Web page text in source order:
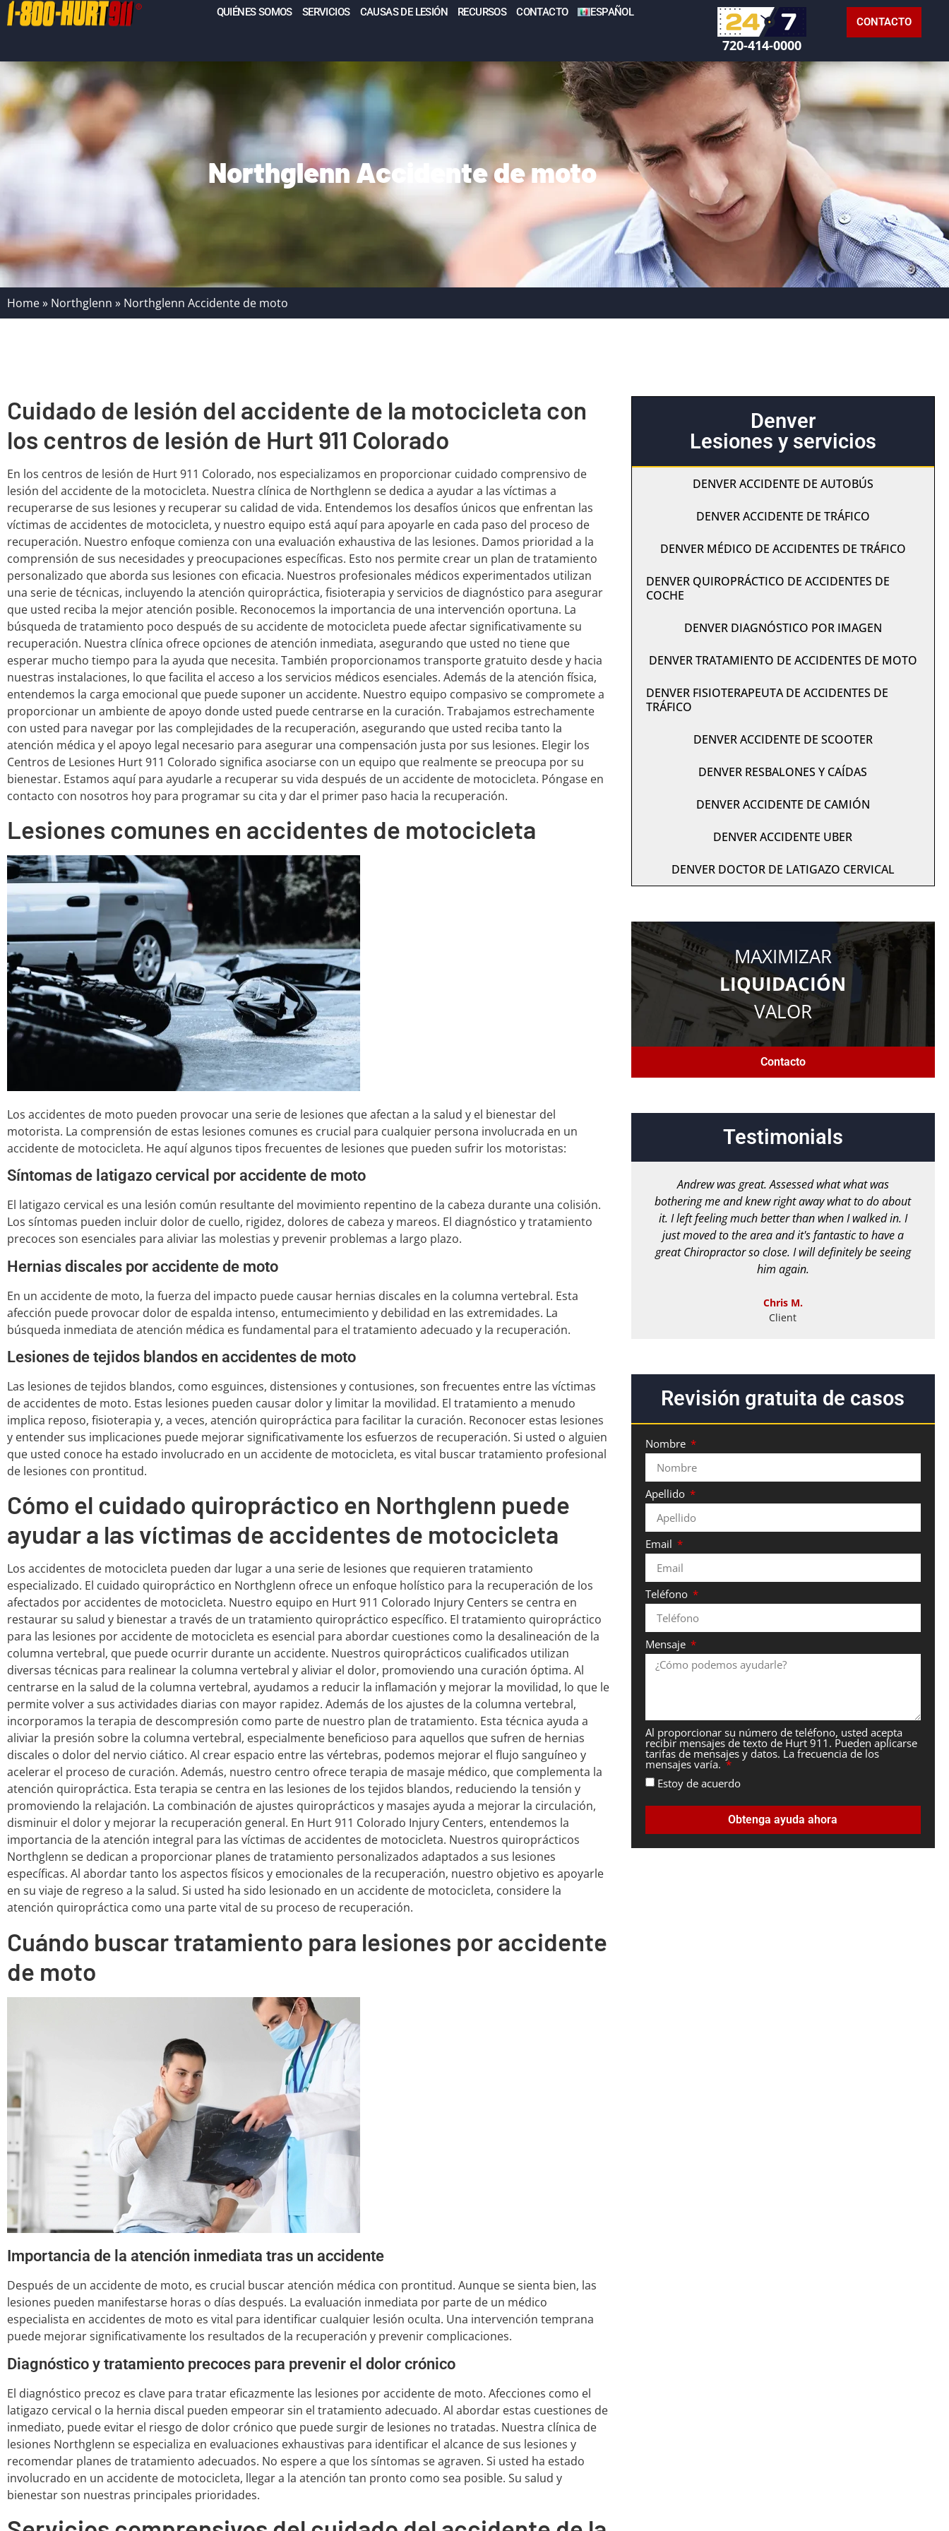
QUIÉNES SOMOS SERVICIOS CAUSAS DE LESIÓN RECURSOS CONTACTO ESPAÑOL
720-414-0000
CONTACTO
Northglenn Accidente de moto
Home» Northglenn » Northglenn Accidente de moto
Cuidado de lesión del accidente de la motocicleta con
los centros de lesión de Hurt 911 Colorado
En los centros de lesión de Hurt 911 Colorado, nos especializamos en proporcionar cuidado comprensivo de
lesión del accidente de la motocicleta. Nuestra clínica de Northglenn se dedica a ayudar a las víctimas a
recuperarse de sus lesiones y recuperar su calidad de vida. Entendemos los desafíos únicos que enfrentan las
víctimas de accidentes de motocicleta, y nuestro equipo está aquí para apoyarle en cada paso del proceso de
recuperación. Nuestro enfoque comienza con una evaluación exhaustiva de las lesiones. Damos prioridad a la
comprensión de sus necesidades y preocupaciones específicas. Esto nos permite crear un plan de tratamiento
personalizado que aborda sus lesiones con eficacia. Nuestros profesionales médicos experimentados utilizan
una serie de técnicas, incluyendo la atención quiropráctica, fisioterapia y servicios de diagnóstico para asegurar
que usted reciba la mejor atención posible. Reconocemos la importancia de una intervención oportuna. La
búsqueda de tratamiento poco después de su accidente de motocicleta puede afectar significativamente su
recuperación. Nuestra clínica ofrece opciones de atención inmediata, asegurando que usted no tiene que
esperar mucho tiempo para la ayuda que necesita. También proporcionamos transporte gratuito desde y hacia
nuestras instalaciones, lo que facilita el acceso a los servicios médicos esenciales. Además de la atención física,
entendemos la carga emocional que puede suponer un accidente. Nuestro equipo compasivo se compromete a
proporcionar un ambiente de apoyo donde usted puede centrarse en la curación. Trabajamos estrechamente
con usted para navegar por las complejidades de la recuperación, asegurando que usted reciba tanto la
atención médica y el apoyo legal necesario para asegurar una compensación justa por sus lesiones. Elegir los
Centros de Lesiones Hurt 911 Colorado significa asociarse con un equipo que realmente se preocupa por su
bienestar. Estamos aquí para ayudarle a recuperar su vida después de un accidente de motocicleta. Póngase en
contacto con nosotros hoy para programar su cita y dar el primer paso hacia la recuperación.
Lesiones comunes en accidentes de motocicleta
Los accidentes de moto pueden provocar una serie de lesiones que afectan a la salud y el bienestar del
motorista. La comprensión de estas lesiones comunes es crucial para cualquier persona involucrada en un
accidente de motocicleta. He aquí algunos tipos frecuentes de lesiones que pueden sufrir los motoristas:
Síntomas de latigazo cervical por accidente de moto
El latigazo cervical es una lesión común resultante del movimiento repentino de la cabeza durante una colisión.
Los síntomas pueden incluir dolor de cuello, rigidez, dolores de cabeza y mareos. El diagnóstico y tratamiento
precoces son esenciales para aliviar las molestias y prevenir problemas a largo plazo.
Hernias discales por accidente de moto
En un accidente de moto, la fuerza del impacto puede causar hernias discales en la columna vertebral. Esta
afección puede provocar dolor de espalda intenso, entumecimiento y debilidad en las extremidades. La
búsqueda inmediata de atención médica es fundamental para el tratamiento adecuado y la recuperación.
Lesiones de tejidos blandos en accidentes de moto
Las lesiones de tejidos blandos, como esguinces, distensiones y contusiones, son frecuentes entre las víctimas
de accidentes de moto. Estas lesiones pueden causar dolor y limitar la movilidad. El tratamiento a menudo
implica reposo, fisioterapia y, a veces, atención quiropráctica para facilitar la curación. Reconocer estas lesiones
y entender sus implicaciones puede mejorar significativamente los esfuerzos de recuperación. Si usted o alguien
que usted conoce ha estado involucrado en un accidente de motocicleta, es vital buscar tratamiento profesional
de lesiones con prontitud.
Cómo el cuidado quiropráctico en Northglenn puede
ayudar a las víctimas de accidentes de motocicleta
Los accidentes de motocicleta pueden dar lugar a una serie de lesiones que requieren tratamiento
especializado. El cuidado quiropráctico en Northglenn ofrece un enfoque holístico para la recuperación de los
afectados por accidentes de motocicleta. Nuestro equipo en Hurt 911 Colorado Injury Centers se centra en
restaurar su salud y bienestar a través de un tratamiento quiropráctico específico. El tratamiento quiropráctico
para las lesiones por accidente de motocicleta es esencial para abordar cuestiones como la desalineación de la
columna vertebral, que puede ocurrir durante un accidente. Nuestros quiroprácticos cualificados utilizan
diversas técnicas para realinear la columna vertebral y aliviar el dolor, promoviendo una curación óptima. Al
centrarse en la salud de la columna vertebral, ayudamos a reducir la inflamación y mejorar la movilidad, lo que le
permite volver a sus actividades diarias con mayor rapidez. Además de los ajustes de la columna vertebral,
incorporamos la terapia de descompresión como parte de nuestro plan de tratamiento. Esta técnica ayuda a
aliviar la presión sobre la columna vertebral, especialmente beneficioso para aquellos que sufren de hernias
discales o dolor del nervio ciático. Al crear espacio entre las vértebras, podemos mejorar el flujo sanguíneo y
acelerar el proceso de curación. Además, nuestro centro ofrece terapia de masaje médico, que complementa la
atención quiropráctica. Esta terapia se centra en las lesiones de los tejidos blandos, reduciendo la tensión y
promoviendo la relajación. La combinación de ajustes quiroprácticos y masajes ayuda a mejorar la circulación,
disminuir el dolor y mejorar la recuperación general. En Hurt 911 Colorado Injury Centers, entendemos la
importancia de la atención integral para las víctimas de accidentes de motocicleta. Nuestros quiroprácticos
Northglenn se dedican a proporcionar planes de tratamiento personalizados adaptados a sus lesiones
específicas. Al abordar tanto los aspectos físicos y emocionales de la recuperación, nuestro objetivo es apoyarle
en su viaje de regreso a la salud. Si usted ha sido lesionado en un accidente de motocicleta, considere la
atención quiropráctica como una parte vital de su proceso de recuperación.
Cuándo buscar tratamiento para lesiones por accidente
de moto
Importancia de la atención inmediata tras un accidente
Después de un accidente de moto, es crucial buscar atención médica con prontitud. Aunque se sienta bien, las
lesiones pueden manifestarse horas o días después. La evaluación inmediata por parte de un médico
especialista en accidentes de moto es vital para identificar cualquier lesión oculta. Una intervención temprana
puede mejorar significativamente los resultados de la recuperación y prevenir complicaciones.
Diagnóstico y tratamiento precoces para prevenir el dolor crónico
El diagnóstico precoz es clave para tratar eficazmente las lesiones por accidente de moto. Afecciones como el
latigazo cervical o la hernia discal pueden empeorar sin el tratamiento adecuado. Al abordar estas cuestiones de
inmediato, puede evitar el riesgo de dolor crónico que puede surgir de lesiones no tratadas. Nuestra clínica de
lesiones Northglenn se especializa en evaluaciones exhaustivas para identificar el alcance de sus lesiones y
recomendar planes de tratamiento adecuados. No espere a que los síntomas se agraven. Si usted ha estado
involucrado en un accidente de motocicleta, llegar a la atención tan pronto como sea posible. Su salud y
bienestar son nuestras principales prioridades.
Denver
Lesiones y servicios
DENVER ACCIDENTE DE AUTOBÚS
DENVER ACCIDENTE DE TRÁFICO
DENVER MÉDICO DE ACCIDENTES DE TRÁFICO
DENVER QUIROPRÁCTICO DE ACCIDENTES DE
COCHE
DENVER DIAGNÓSTICO POR IMAGEN
DENVER TRATAMIENTO DE ACCIDENTES DE MOTO
DENVER FISIOTERAPEUTA DE ACCIDENTES DE
TRÁFICO
DENVER ACCIDENTE DE SCOOTER
DENVER RESBALONES Y CAÍDAS
DENVER ACCIDENTE DE CAMIÓN
DENVER ACCIDENTE UBER
DENVER DOCTOR DE LATIGAZO CERVICAL
MAXIMIZAR
LIQUIDACIÓN
VALOR
Contacto
Testimonials
Andrew was great. Assessed what what was
bothering me and knew right away what to do about
it. I left feeling much better than when I walked in. I
just moved to the area and it's fantastic to have a
great Chiropractor so close. I will definitely be seeing
him again.
Chris M.
Client
Revisión gratuita de casos
Nombre
Apellido
Email
Teléfono
Mensaje
Al proporcionar su número de teléfono, usted acepta
recibir mensajes de texto de Hurt 911. Pueden aplicarse
tarifas de mensajes y datos. La frecuencia de los
mensajes varía.
Estoy de acuerdo
Obtenga ayuda ahora